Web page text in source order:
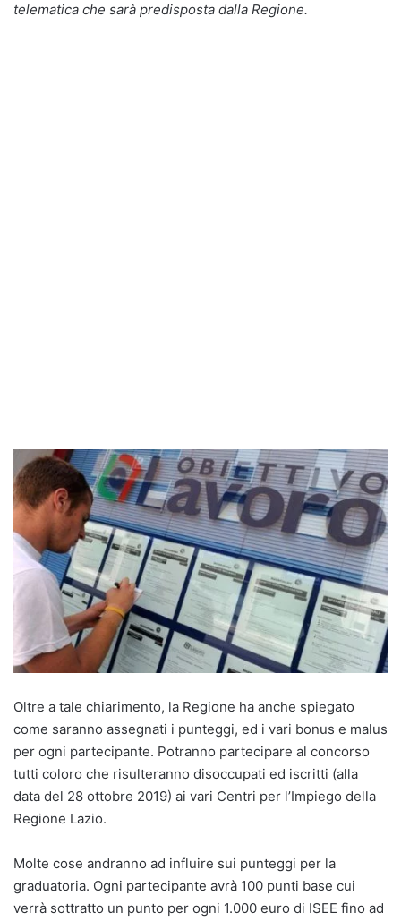
telematica che sarà predisposta dalla Regione.
Oltre a tale chiarimento, la Regione ha anche spiegato
come saranno assegnati i punteggi, ed i vari bonus e malus
per ogni partecipante. Potranno partecipare al concorso
tutti coloro che risulteranno disoccupati ed iscritti (alla
data del 28 ottobre 2019) ai vari Centri per l’Impiego della
Regione Lazio.
Molte cose andranno ad influire sui punteggi per la
graduatoria. Ogni partecipante avrà 100 punti base cui
verrà sottratto un punto per ogni 1.000 euro di ISEE fino ad